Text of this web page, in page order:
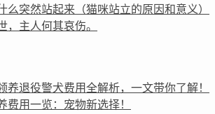
么突然站起来（猫咪站立的原因和意义）
，主人何其哀伤。
养退役警犬费用全解析，一文带你了解！
费用一览：宠物新选择！